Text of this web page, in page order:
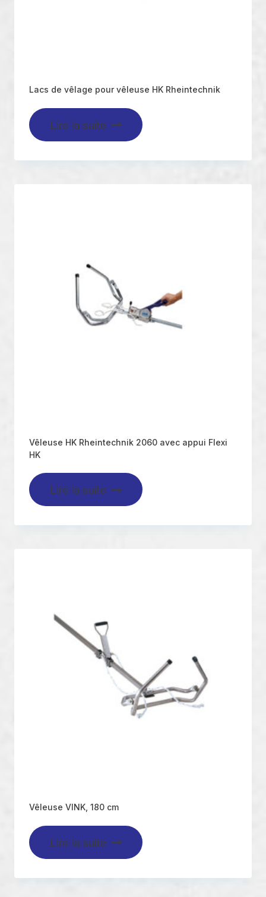
Lacs de vêlage pour vêleuse HK Rheintechnik
Lire la suite
Vêleuse HK Rheintechnik 2060 avec appui Flexi
HK
Lire la suite
Vêleuse VINK, 180 cm
Lire la suite